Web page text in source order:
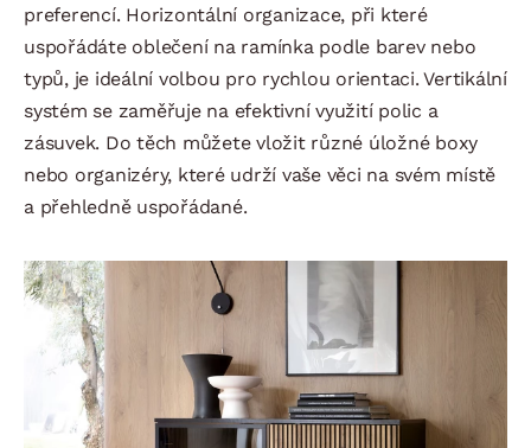
preferencí. Horizontální organizace, při které
uspořádáte oblečení na ramínka podle barev nebo
typů, je ideální volbou pro rychlou orientaci. Vertikální
systém se zaměřuje na efektivní využití polic a
zásuvek. Do těch můžete vložit různé úložné boxy
nebo organizéry, které udrží vaše věci na svém místě
a přehledně uspořádané.